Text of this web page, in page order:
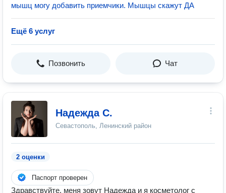
мышц могу добавить приемчики. Мышцы скажут ДА
Ещё 6 услуг
Позвонить Чат
Надежда С.
Севастополь, Ленинский район
2 оценки
Паспорт проверен
Здравствуйте, меня зовут Надежда и я косметолог с